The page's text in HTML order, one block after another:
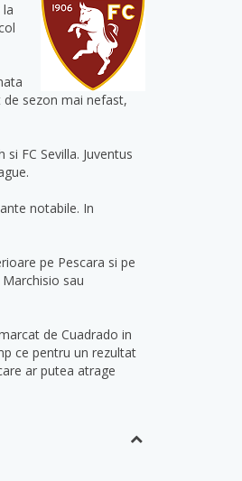
sezon mai nefast,
FC Sevilla. Juventus
notabile. In
pe Pescara si pe
sau
de Cuadrado in
ce pentru un rezultat
ar putea atrage